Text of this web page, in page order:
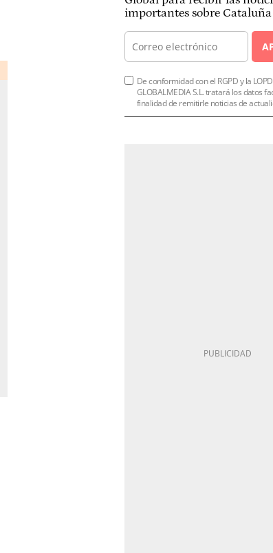
importantes sobre Cataluña
De conformidad con el RGPD y la
GLOBALMEDIA S.L. tratará los datos
finalidad de remitirle noticias de